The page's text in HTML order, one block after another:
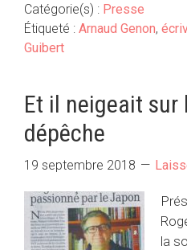
Catégorie(s) : Presse
Étiqueté : Arnaud Genon,
Guibert
Et il neigeait sur
dépêche
19 septembre 2018
la